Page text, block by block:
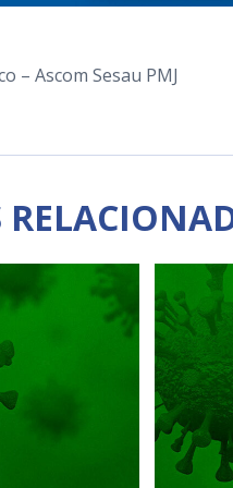
– Ascom Sesau PMJ